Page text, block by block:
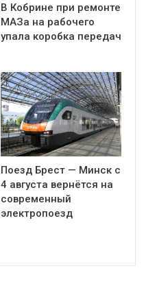
В Кобрине при ремонте
МАЗа на рабочего
упала коробка передач
Поезд Брест — Минск с
4 августа вернётся на
современный
электропоезд